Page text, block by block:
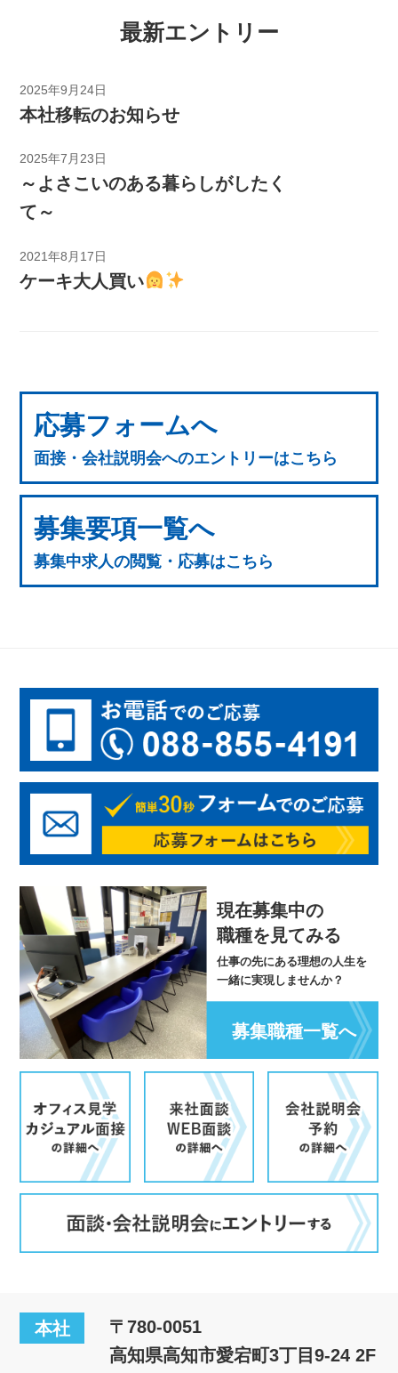
最新エントリー
2025年9月24日
本社移転のお知らせ
2025年7月23日
～よさこいのある暮らしがしたく
て～
2021年8月17日
ケーキ大人買い
応募フォームへ
面接・会社説明会へのエントリーはこちら
募集要項一覧へ
募集中求人の閲覧・応募はこちら
現在募集中の
職種を見てみる
仕事の先にある理想の人生を
一緒に実現しませんか？
募集職種一覧へ
本社
〒780-0051
高知県高知市愛宕町3丁目9-24 2F